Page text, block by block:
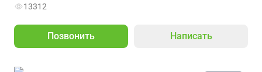
13312
Позвонить Написать